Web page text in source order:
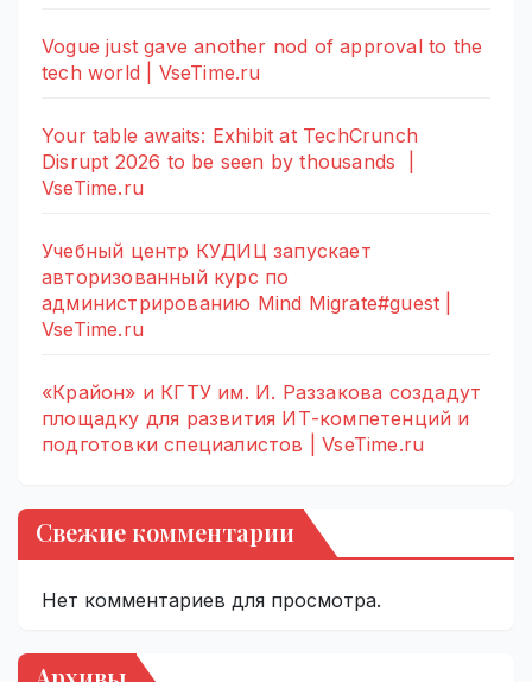
Vogue just gave another nod of approval to the
tech world | VseTime.ru
Your table awaits: Exhibit at TechCrunch
Disrupt 2026 to be seen by thousands |
VseTime.ru
Учебный центр КУДИЦ запускает
авторизованный курс по
администрированию Mind Migrate#guest |
VseTime.ru
«Крайон» и КГТУ им. И. Раззакова создадут
площадку для развития ИТ-компетенций и
подготовки специалистов | VseTime.ru
Свежие комментарии
Нет комментариев для просмотра.